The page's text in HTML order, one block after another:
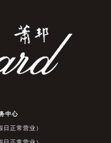
中心
正常营业）